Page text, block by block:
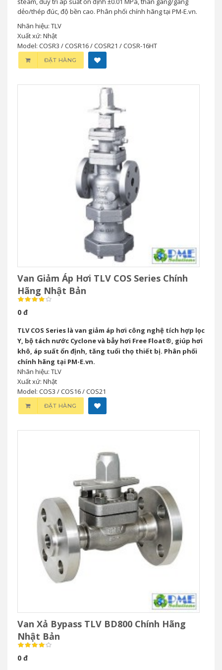
dẻo/thép đúc, độ bền cao. Phân phối chính hãng tại PM-E.vn.
Nhãn hiệu: TLV
Xuất xứ: Nhật
Model: COSR3 / COSR16 / COSR21 / COSR-16HT
ĐẶT HÀNG
Van Giảm Áp Hơi TLV COS Series Chính
Hãng Nhật Bản
0 đ
TLV COS Series là van giảm áp hơi công nghệ tích hợp lọc
Y, bộ tách nước Cyclone và bẫy hơi Free Float®, giúp hơi
khô, áp suất ổn định, tăng tuổi thọ thiết bị. Phân phối
chính hãng tại PM-E.vn.
Nhãn hiệu: TLV
Xuất xứ: Nhật
Model: COS3 / COS16 / COS21
ĐẶT HÀNG
Van Xả Bypass TLV BD800 Chính Hãng
Nhật Bản
0 đ